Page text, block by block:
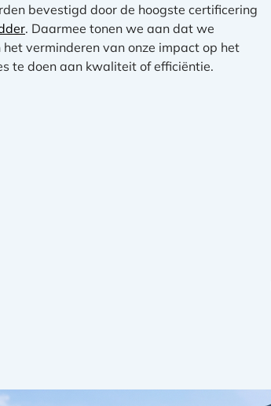
bevestigd door de hoogste certificering
. Daarmee tonen we aan dat we
verminderen van onze impact op het
te doen aan kwaliteit of efficiëntie.